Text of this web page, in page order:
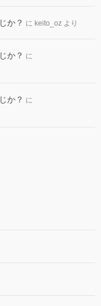
か？ に keito_oz より
か？ に
か？ に